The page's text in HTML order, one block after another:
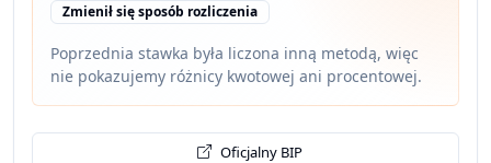
Zmienił się sposób rozliczenia
Poprzednia stawka była liczona inną metodą, więc
nie pokazujemy różnicy kwotowej ani procentowej.
Oficjalny BIP